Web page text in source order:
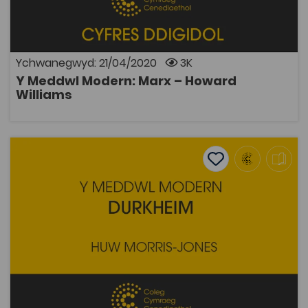
Ychwanegwyd: 21/04/2020 3K
Y Meddwl Modern: Marx – Howard
Williams
Darlun o fywyd Karl Marx: ei syniadau, gwreiddiau ei
athroniaeth a'i ddylwanwad ar y byd.
AGOR
Y Meddwl Modern: Durkheim – Huw Morris Jones
Add to favourites
Add to favourites
Y Meddwl Modern: Durkheim – Huw Morris
Athroniaeth Hanes
Prosiect Digideiddio
Pont i'r Brifysgol
Cymdeithaseg a Pholisi Cymdeithasol
Adnodd Coleg Cymraeg